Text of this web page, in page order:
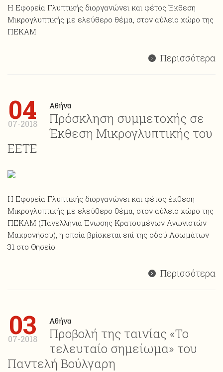
Η Εφορεία Γλυπτικής διοργανώνει και φέτος Έκθεση
Mικρογλυπτικής με ελεύθερο θέμα, στον αύλειο χώρο της
ΠΕΚΑΜ
Περισσότερα
04
07-2018
Αθήνα
Πρόσκληση συμμετοχής σε
Έκθεση Μικρογλυπτικής του
ΕΕΤΕ
Η Εφορεία Γλυπτικής διοργανώνει και φέτος έκθεση
Mικρογλυπτικής με ελεύθερο θέμα, στον αύλειο χώρο της
ΠΕΚΑΜ (Πανελλήνια Ένωσης Κρατουμένων Αγωνιστών
Μακρονήσου), η οποία βρίσκεται επί της οδού Ασωμάτων
31 στο Θησείο.
Περισσότερα
03
07-2018
Αθήνα
Προβολή της ταινίας «Το
τελευταίο σημείωμα» του
Παντελή Βούλγαρη